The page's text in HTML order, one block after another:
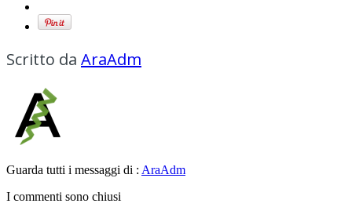
Scritto da AraAdm
Guarda tutti i messaggi di : AraAdm
I commenti sono chiusi